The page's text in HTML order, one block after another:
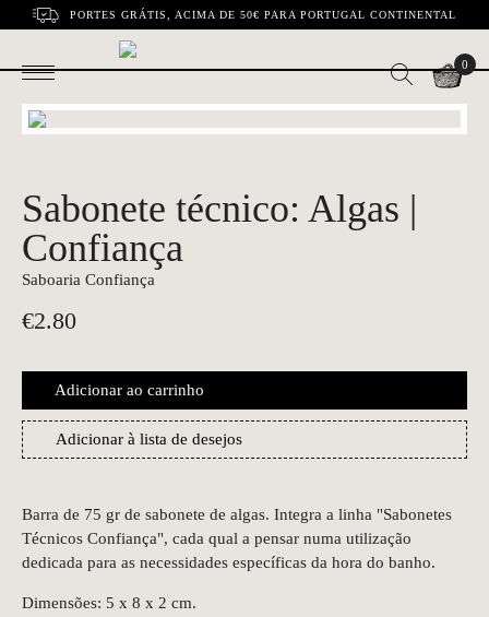
PORTES GRÁTIS, ACIMA DE 50€ PARA PORTUGAL CONTINENTAL
0
Sabonete técnico: Algas |
Confiança
Saboaria Confiança
€2.80
Adicionar ao carrinho
Adicionar à lista de desejos
Barra de 75 gr de sabonete de algas. Integra a linha "Sabonetes
Técnicos Confiança", cada qual a pensar numa utilização
dedicada para as necessidades específicas da hora do banho.
Dimensões: 5 x 8 x 2 cm.